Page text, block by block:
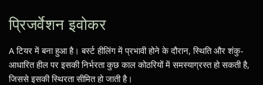
प्रिजर्वेशन इवोकर
A टियर में बना हुआ है। बर्स्ट हीलिंग में प्रभावी होने के दौरान, स्थिति और शंकु-
आधारित हील पर इसकी निर्भरता कुछ काल कोठरियों में समस्याग्रस्त हो सकती है,
जिससे इसकी स्थिरता सीमित हो जाती है।